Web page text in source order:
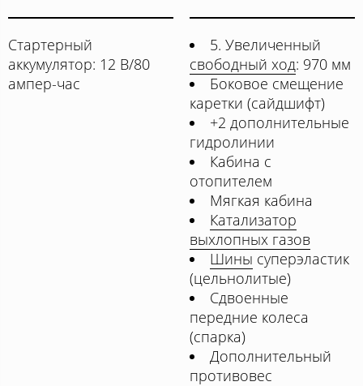
Стартерный
аккумулятор: 12 В/80
ампер-час
5. Увеличенный
свободный ход: 970 мм
Боковое смещение
каретки (сайдшифт)
+2 дополнительные
гидролинии
Кабина с
отопителем
Мягкая кабина
Катализатор
выхлопных газов
Шины суперэластик
(цельнолитые)
Сдвоенные
передние колеса
(спарка)
Дополнительный
противовес